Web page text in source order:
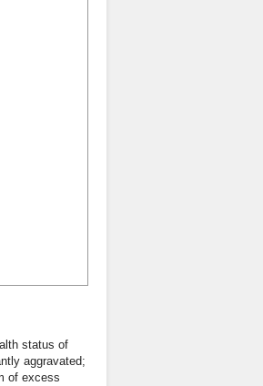
status of
aggravated;
of excess